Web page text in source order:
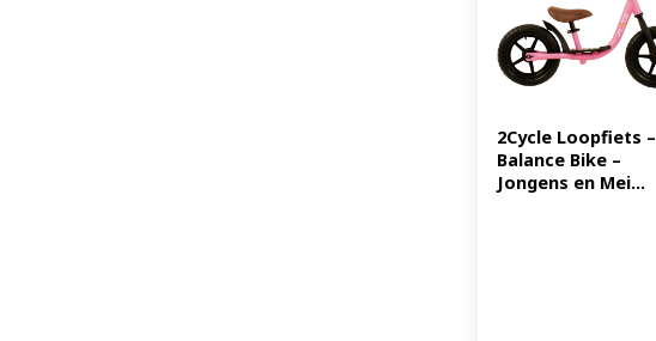
2Cycle Loopfiets –
Balance Bike –
Jongens en Mei...